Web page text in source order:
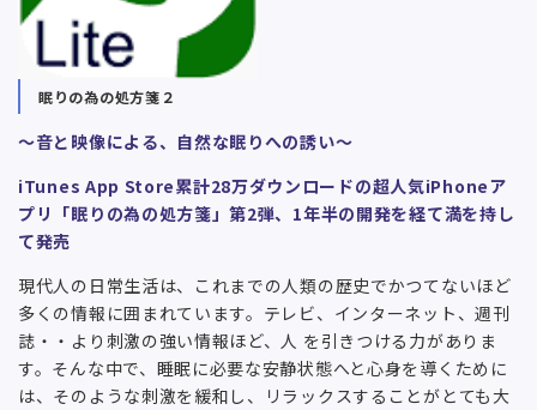
眠りの為の処方箋２
～音と映像による、自然な眠りへの誘い～
iTunes App Store累計28万ダウンロードの超人気iPhoneア
プリ「眠りの為の処方箋」第2弾、1年半の開発を経て満を持し
て発売
現代人の日常生活は、これまでの人類の歴史でかつてないほど
多くの情報に囲まれています。テレビ、インターネット、週刊
誌・・より刺激の強い情報ほど、人 を引きつける力がありま
す。そんな中で、睡眠に必要な安静状態へと心身を導くために
は、そのような刺激を緩和し、リラックスすることがとても大